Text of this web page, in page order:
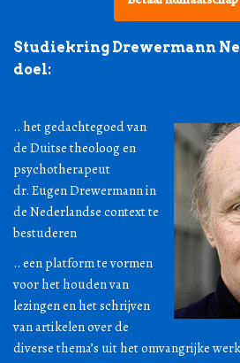
Studiekring Drewermann
doel:
.. het gedachtegoed van
de Duitse theoloog en
psychotherapeut
dr. Eugen Drewermann in
de Nederlandse context te
bestuderen
.. een platform te vormen
voor het houden van
lezingen en het schrijven
van artikelen over de
diverse thema’s uit het omvangrijke